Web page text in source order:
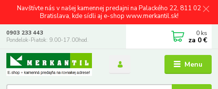
Navštívte nás v našej kamennej predajni na Palackého 22, 811 02
Bratislava, kde sídli aj e-shop www.merkantil.sk!
Menu
0903 233 443
Pondelok-Piatok: 9.00-17.00hod.
0 ks
za 0 €